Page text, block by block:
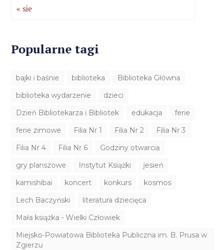
« sie
Popularne tagi
bajki i baśnie biblioteka
Biblioteka Główna
biblioteka wydarzenie
dzieci
Dzień Bibliotekarza i Bibliotek
edukacja
ferie
ferie zimowe
Filia Nr 1 Filia Nr 2
Filia Nr 3
Filia Nr 4
Filia Nr 6
Godziny otwarcia
gry planszowe
Instytut Książki
jesień
kamishibai
koncert konkurs
kosmos
Lech Baczyński
literatura dziecięca
Mała książka - Wielki Człowiek
Miejsko-Powiatowa Biblioteka Publiczna im. B. Prusa w
Zgierzu